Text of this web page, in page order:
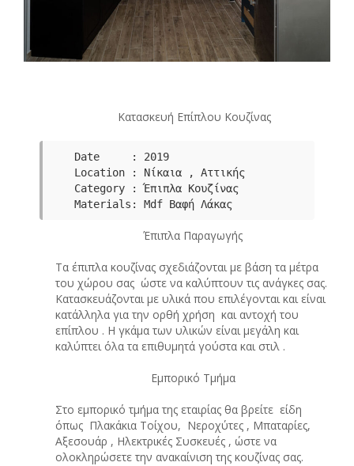
Κατασκευή Επίπλου Κουζίνας
Date     : 2019
Category : Έπιπλα Κουζίνας
Έπιπλα Παραγωγής
Τα έπιπλα κουζίνας σχεδιάζονται με βάση τα μέτρα
του χώρου σας ώστε να καλύπτουν τις ανάγκες σας.
Κατασκευάζονται με υλικά που επιλέγονται και είναι
κατάλληλα για την ορθή χρήση και αντοχή του
επίπλου . Η γκάμα των υλικών είναι μεγάλη και
καλύπτει όλα τα επιθυμητά γούστα και στιλ .
Εμπορικό Τμήμα
Στο εμπορικό τμήμα της εταιρίας θα βρείτε είδη
όπως Πλακάκια Τοίχου, Νεροχύτες , Μπαταρίες,
Αξεσουάρ , Ηλεκτρικές Συσκευές , ώστε να
ολοκληρώσετε την ανακαίνιση της κουζίνας σας.